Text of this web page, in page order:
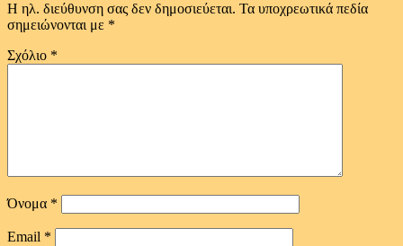
Η ηλ. διεύθυνση σας δεν δημοσιεύεται. Τα υποχρεωτικά πεδία
σημειώνονται με *
Σχόλιο *
Όνομα *
Email *